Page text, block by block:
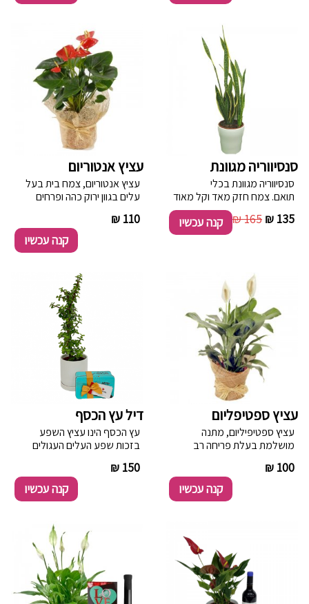
סנסיווריה מגוונת
סנסיווריה מגוונת בכלי
תואם. צמח חזק מאד וקל מאוד
לגידול, רב שנתי ,מעט מאוד
מים , מסנן אוויר טבעי בבית
135 ₪
165 ₪ קנה עכשיו
עציץ אנטוריום
עציץ אנטוריום, צמח בית בעל
עלים בגוון ירוק כהה ופרחים
110 ₪
קנה עכשיו
עציץ ספטיפליום
עציץ ספטיפיליום, מתנה
מושלמת בעלת פריחה רב
100 ₪
קנה עכשיו
דיל עץ הכסף
עץ הכסף הינו עציץ השפע
בזכות שפע העלים העגולים
דקורטיבית ובתוכה 70 גר' פניני
שוקולד ואגוזי לוז, 60 גר' ריבועי
150 ₪
קנה עכשיו